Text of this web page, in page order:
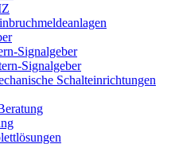
Signalgeber
Signalgeber
Schalteinrichtungen